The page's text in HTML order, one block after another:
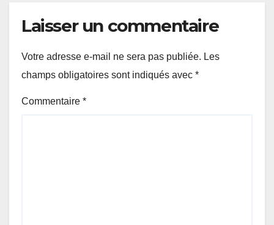
Laisser un commentaire
Votre adresse e-mail ne sera pas publiée. Les
champs obligatoires sont indiqués avec *
Commentaire *